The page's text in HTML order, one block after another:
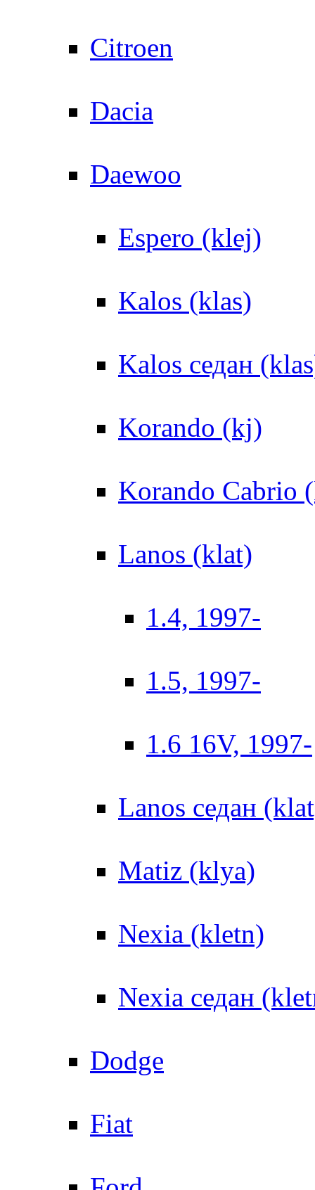
Citroen
Dacia
Daewoo
Espero (klej)
Kalos (klas)
Kalos седан
Korando (kj)
Korando Cabrio
Lanos (klat)
1.4, 1997-
1.5, 1997-
1.6 16V, 1997-
Lanos седан
Matiz (klya)
Nexia (kletn)
Nexia седан
Dodge
Fiat